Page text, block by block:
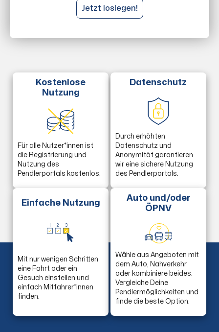
Jetzt loslegen!
Kostenlose
Nutzung
Für alle Nutzer*innen ist
die Registrierung und
Nutzung des
Pendlerportals kostenlos.
Datenschutz
Durch erhöhten
Datenschutz und
Anonymität garantieren
wir eine sichere Nutzung
des Pendlerportals.
Einfache Nutzung
1 2 3
Mit nur wenigen Schritten
eine Fahrt oder ein
Gesuch einstellen und
einfach Mitfahrer*innen
finden.
Auto und/oder
ÖPNV
Wähle aus Angeboten mit
dem Auto, Nahverkehr
oder kombiniere beides.
Vergleiche Deine
Pendlermöglichkeiten und
finde die beste Option.